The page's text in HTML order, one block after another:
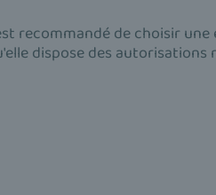
recommandé de choisir
dispose des autorisations